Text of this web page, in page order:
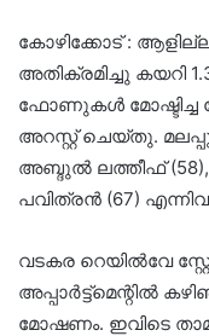
കോഴിക്കോട് :
അതിക്രമിച്ചു
ഫോണുകൾ മോഷ്ടിച്ച
അറസ്റ്റ് ചെയ്തു.
അബ്ദുൽ ലത്തീഫ്
പവിത്രൻ (67)
വടകര റെയിൽവേ
അപ്പാർട്ട്‌മെന്റിൽ
മോഷണം. ഇവിടെ